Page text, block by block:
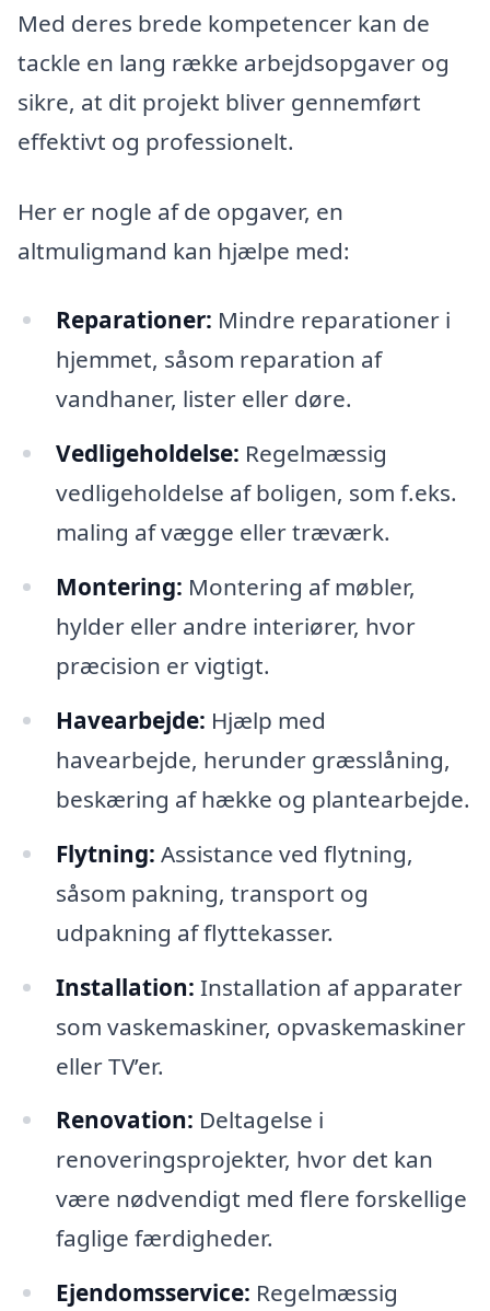
Med deres brede kompetencer kan de
tackle en lang række arbejdsopgaver og
sikre, at dit projekt bliver gennemført
effektivt og professionelt.
Her er nogle af de opgaver, en
altmuligmand kan hjælpe med:
Reparationer: Mindre reparationer i
hjemmet, såsom reparation af
vandhaner, lister eller døre.
Vedligeholdelse: Regelmæssig
vedligeholdelse af boligen, som f.eks.
maling af vægge eller træværk.
Montering: Montering af møbler,
hylder eller andre interiører, hvor
præcision er vigtigt.
Havearbejde: Hjælp med
havearbejde, herunder græsslåning,
beskæring af hække og plantearbejde.
Flytning: Assistance ved flytning,
såsom pakning, transport og
udpakning af flyttekasser.
Installation: Installation af apparater
som vaskemaskiner, opvaskemaskiner
eller TV’er.
Renovation: Deltagelse i
renoveringsprojekter, hvor det kan
være nødvendigt med flere forskellige
faglige færdigheder.
Ejendomsservice: Regelmæssig